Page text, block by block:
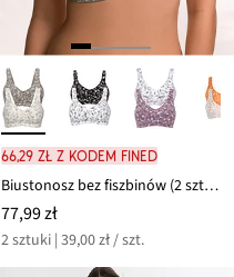
66,29 zł z kodem FINED
Biustonosz bez fiszbinów (2 szt.), bawełna organiczna
77,99 zł
2 sztuki | 39,00 zł / szt.